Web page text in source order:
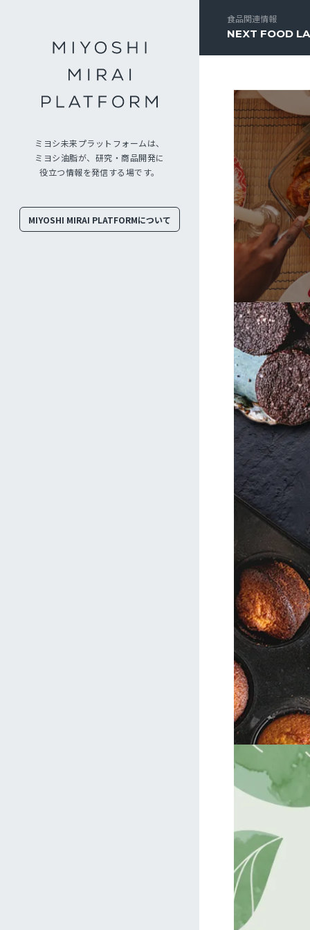
ミヨシ未来プラットフォームは、
ミヨシ油脂が、研究・商品開発に
役立つ情報を発信する場です。
MIYOSHI MIRAI PLATFORMについて
食品関連情報
NEXT FOOD